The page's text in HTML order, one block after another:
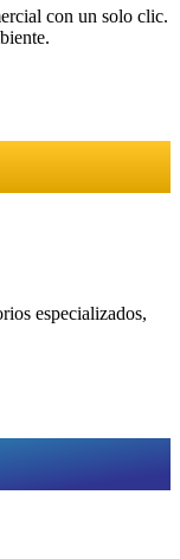
con un solo clic.
especializados,